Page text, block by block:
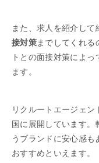
また、求人を紹介して
接対策までしてくれる
トとの面接対策によっ
ます。
リクルートエージェ
国に展開しています。
うブランドに安心感も
おすすめといえます。